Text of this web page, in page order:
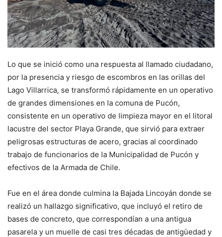
Lo que se inició como una respuesta al llamado ciudadano,
por la presencia y riesgo de escombros en las orillas del
Lago Villarrica, se transformó rápidamente en un operativo
de grandes dimensiones en la comuna de Pucón,
consistente en un operativo de limpieza mayor en el litoral
lacustre del sector Playa Grande, que sirvió para extraer
peligrosas estructuras de acero, gracias al coordinado
trabajo de funcionarios de la Municipalidad de Pucón y
efectivos de la Armada de Chile.
Fue en el área donde culmina la Bajada Lincoyán donde se
realizó un hallazgo significativo, que incluyó el retiro de
bases de concreto, que correspondían a una antigua
pasarela y un muelle de casi tres décadas de antigüedad y